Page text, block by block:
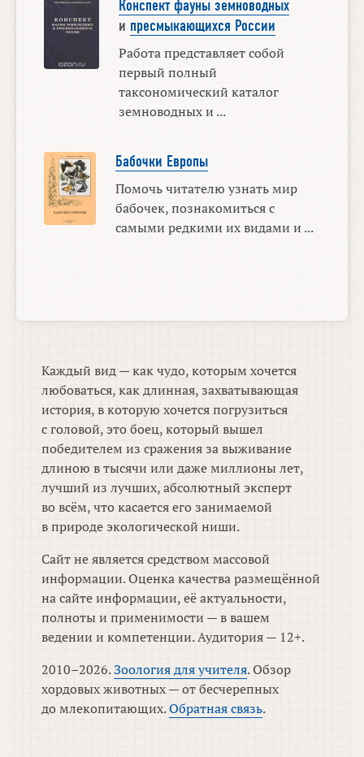
Конспект фауны земноводных
и пресмыкающихся России
Работа представляет собой
первый полный
таксономический каталог
земноводных и ...
Бабочки Европы
Помочь читателю узнать мир
бабочек, познакомиться с
самыми редкими их видами и ...
Каждый вид — как чудо, которым хочется
любоваться, как длинная, захватывающая
история, в которую хочется погрузиться
с головой, это боец, который вышел
победителем из сражения за выживание
длиною в тысячи или даже миллионы лет,
лучший из лучших, абсолютный эксперт
во всём, что касается его занимаемой
в природе экологической ниши.
Сайт не является средством массовой
информации. Оценка качества размещённой
на сайте информации, её актуальности,
полноты и применимости — в вашем
ведении и компетенции. Аудитория — 12+.
2010–2026.Зоология для учителя. Обзор
хордовых животных — от бесчерепных
до млекопитающих.Обратная связь.